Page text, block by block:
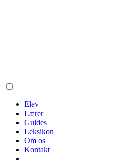
Elev
Lærer
Guides
Leksikon
Om os
Kontakt